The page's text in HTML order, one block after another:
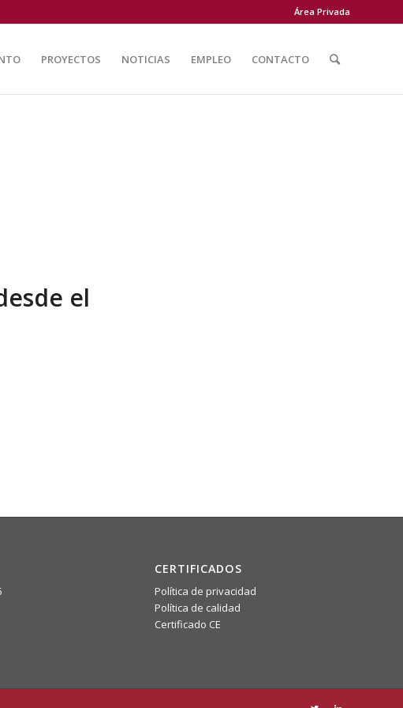
Área Privada
PROYECTOS NOTICIAS EMPLEO CONTACTO
el
CERTIFICADOS
Política de privacidad
Política de calidad
Certificado CE